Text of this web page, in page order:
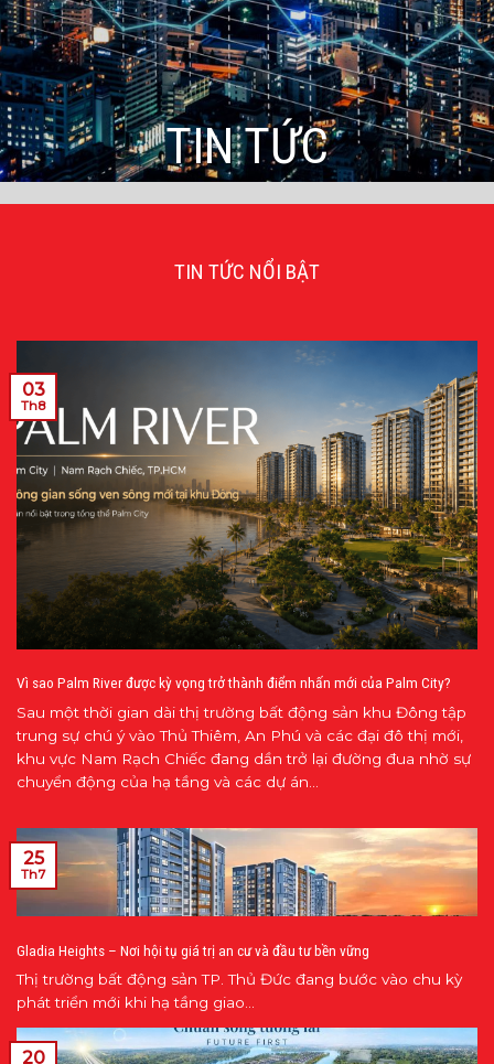
TIN TỨC
TIN TỨC NỔI BẬT
Vì sao Palm River được kỳ vọng trở thành điểm nhấn mới của Palm City?
Sau một thời gian dài thị trường bất động sản khu Đông tập
trung sự chú ý vào Thủ Thiêm, An Phú và các đại đô thị mới,
khu vực Nam Rạch Chiếc đang dần trở lại đường đua nhờ sự
chuyển động của hạ tầng và các dự án...
03
Th8
Gladia Heights – Nơi hội tụ giá trị an cư và đầu tư bền vững
Thị trường bất động sản TP. Thủ Đức đang bước vào chu kỳ
phát triển mới khi hạ tầng giao...
25
Th7
20